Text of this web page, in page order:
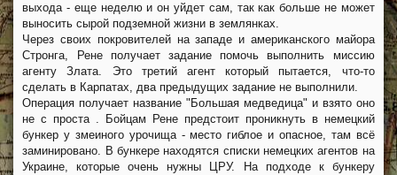
выхода - еще неделю и он уйдет сам, так как больше не может
выносить сырой подземной жизни в землянках.
Через своих покровителей на западе и американского майора
Стронга, Рене получает задание помочь выполнить миссию
агенту Злата. Это третий агент который пытается, что-то
сделать в Карпатах, два предыдущих задание не выполнили.
Операция получает название "Большая медведица" и взято оно
не с проста . Бойцам Рене предстоит проникнуть в немецкий
бункер у змеиного урочища - место гиблое и опасное, там всё
заминировано. В бункере находятся списки немецких агентов на
Украине, которые очень нужны ЦРУ. На подходе к бункеру